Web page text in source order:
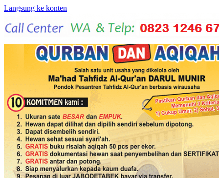
Langsung ke konten